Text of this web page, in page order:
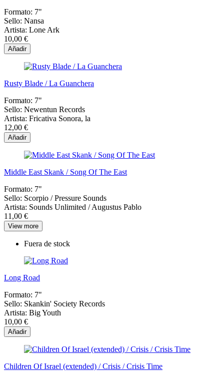
Formato: 7"
Sello: Nansa
Artista: Lone Ark
10,00 €
Añadir
Rusty Blade / La Guanchera
Formato: 7"
Sello: Newentun Records
Artista: Fricativa Sonora, la
12,00 €
Añadir
Middle East Skank / Song Of The East
Formato: 7"
Sello: Scorpio / Pressure Sounds
Artista: Sounds Unlimited / Augustus Pablo
11,00 €
View more
Fuera de stock
Long Road
Formato: 7"
Sello: Skankin' Society Records
Artista: Big Youth
10,00 €
Añadir
Children Of Israel (extended) / Crisis / Crisis Time